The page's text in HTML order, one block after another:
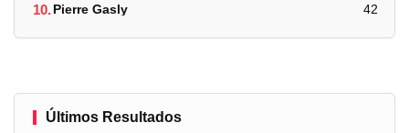
10.Pierre Gasly 42
Últimos Resultados